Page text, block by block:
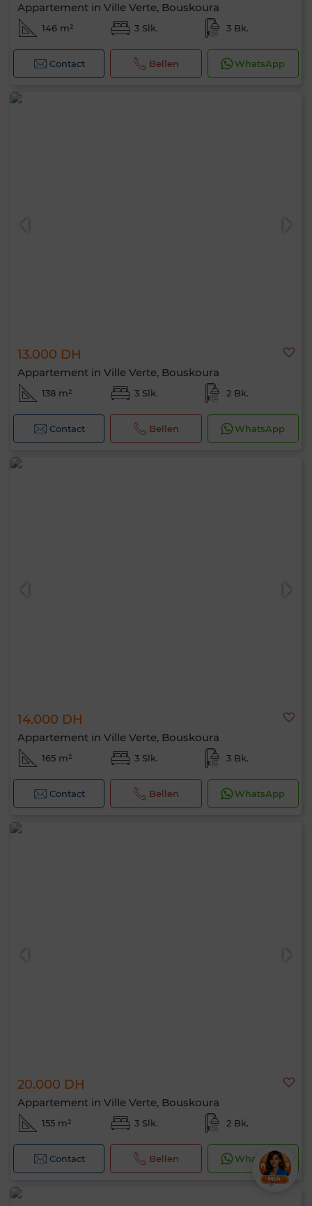
Appartement in Ville Verte, Bouskoura
146 m² 3 Slk. 3 Bk.
Contact Bellen WhatsApp
13.000 DH
Appartement in Ville Verte, Bouskoura
138 m² 3 Slk. 2 Bk.
Contact Bellen WhatsApp
14.000 DH
Appartement in Ville Verte, Bouskoura
165 m² 3 Slk. 3 Bk.
Contact Bellen WhatsApp
20.000 DH
Appartement in Ville Verte, Bouskoura
155 m² 3 Slk. 2 Bk.
Contact Bellen WhatsApp
0 / 500